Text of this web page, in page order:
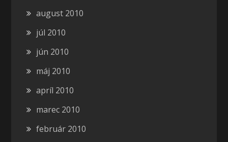
august 2010
júl 2010
jún 2010
máj 2010
apríl 2010
marec 2010
február 2010